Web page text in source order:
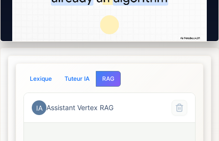
Lexique Tuteur IA RAG
IA Assistant Vertex RAG